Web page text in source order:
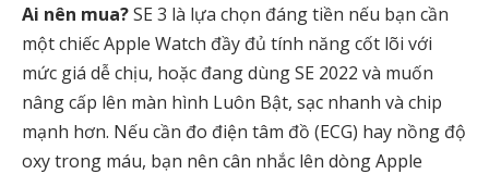
Ai nên mua?SE 3 là lựa chọn đáng tiền nếu bạn cần
một chiếc Apple Watch đầy đủ tính năng cốt lõi với
mức giá dễ chịu, hoặc đang dùng SE 2022 và muốn
nâng cấp lên màn hình Luôn Bật, sạc nhanh và chip
mạnh hơn. Nếu cần đo điện tâm đồ (ECG) hay nồng độ
oxy trong máu, bạn nên cân nhắc lên dòng Apple